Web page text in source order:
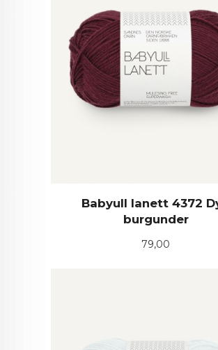
Babyull lanett 4372
burgunder
Pris
79,00